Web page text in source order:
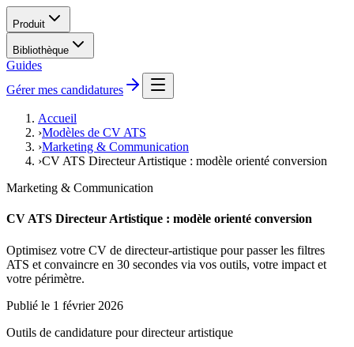
Produit
Bibliothèque
Guides
Gérer mes candidatures
Accueil
›Modèles de CV ATS
›Marketing & Communication
›CV ATS Directeur Artistique : modèle orienté conversion
Marketing & Communication
CV ATS Directeur Artistique : modèle orienté conversion
Optimisez votre CV de directeur-artistique pour passer les filtres
ATS et convaincre en 30 secondes via vos outils, votre impact et
votre périmètre.
Publié le 1 février 2026
Outils de candidature pourdirecteur artistique